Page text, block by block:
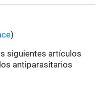
)
siguientes artículos
antiparasitarios